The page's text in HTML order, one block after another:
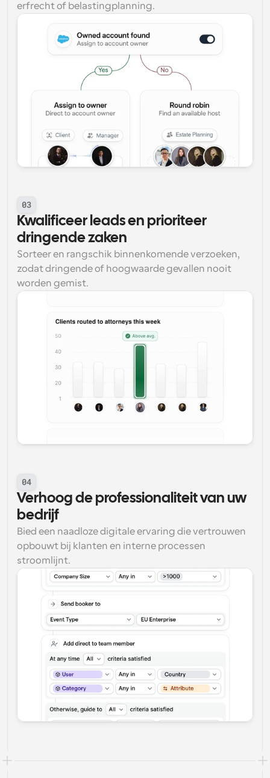
erfrecht of belastingplanning.
03
Kwalificeer leads en prioriteer
dringende zaken
Sorteer en rangschik binnenkomende verzoeken,
zodat dringende of hoogwaarde gevallen nooit
worden gemist.
04
Verhoog de professionaliteit van uw
bedrijf
Bied een naadloze digitale ervaring die vertrouwen
opbouwt bij klanten en interne processen
stroomlijnt.